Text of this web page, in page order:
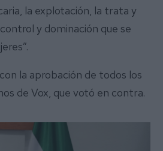
la explotación, la trata y
y dominación que se
la aprobación de todos los
de Vox, que votó en contra.